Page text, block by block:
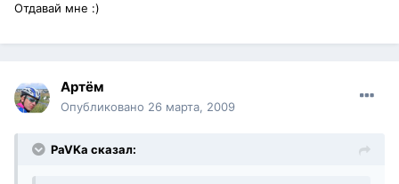
Отдавай мне :)
Артём
Опубликовано 26 марта, 2009
PaVKa сказал: